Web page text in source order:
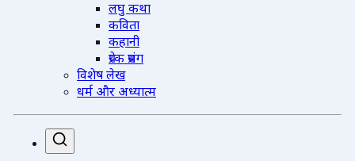
लघु कथा
कविता
कहानी
प्रेरक प्रसंग
विशेष लेख
धर्म और अध्यात्म